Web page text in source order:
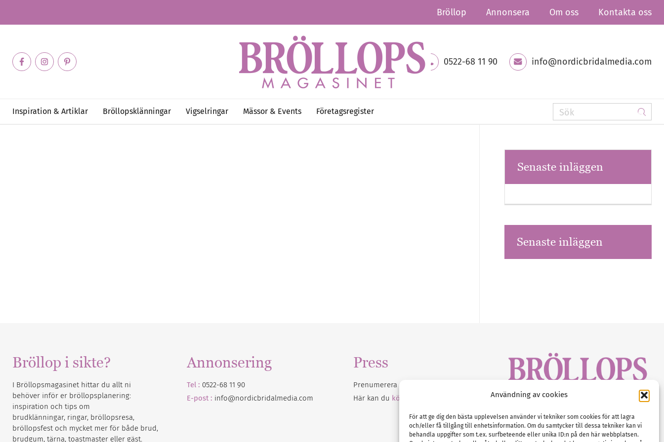
Användning av cookies
För att ge dig den bästa upplevelsen använder vi tekniker som cookies för att lagra
och/eller få tillgång till enhetsinformation. Om du samtycker till dessa tekniker kan vi
behandla uppgifter som t.ex. surfbeteende eller unika ID:n på den här webbplatsen.
Bröllop Annonsera Om oss Kontakta oss
0522-68 11 90 info@nordicbridalmedia.com
Inspiration & Artiklar Bröllopsklänningar Vigselringar Mässor & Events Företagsregister
Senaste inläggen
Senaste inläggen
Bröllop i sikte?
I Bröllopsmagasinet hittar du allt ni
behöver inför er bröllopsplanering:
inspiration och tips om
brudklänningar, ringar, bröllopsresa,
bröllopsfest och mycket mer för både brud,
brudgum, tärna, toastmaster eller gäst.
Annonsering
Tel : 0522-68 11 90
E-post : info@nordicbridalmedia.com
Press
Prenumerera på vårt
Här kan du köpa Bröllopsmagasinet
Tel :0522-68 11 90
E-post:info@nordicbridalmedia.com